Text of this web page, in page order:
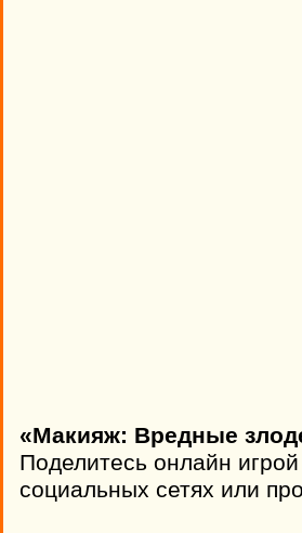
«Макияж: Вредные
Поделитесь онлайн
социальных сетях или